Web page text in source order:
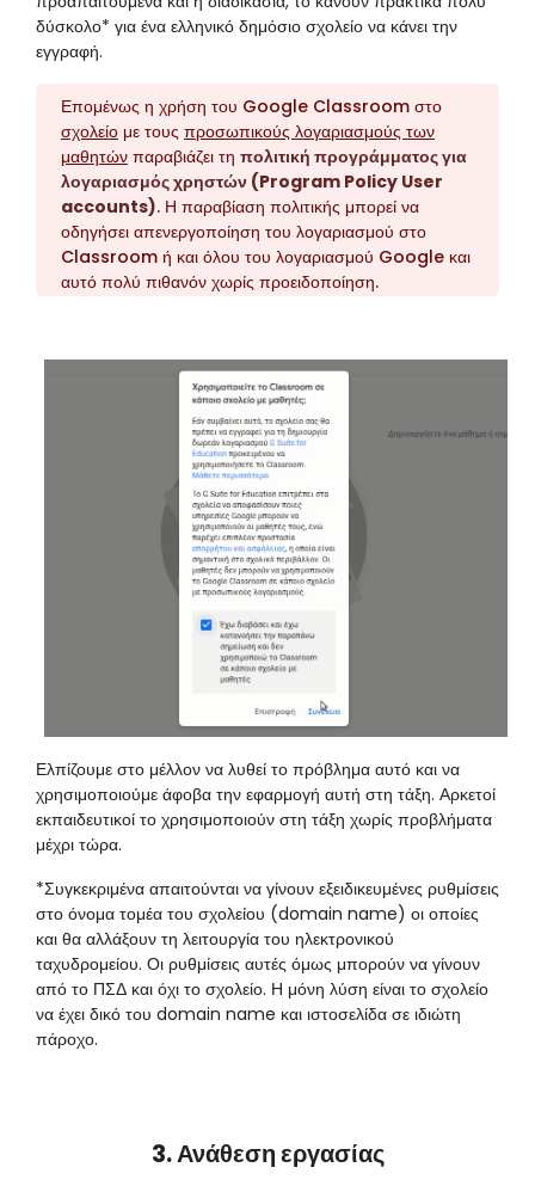
δύσκολο* για ένα ελληνικό δημόσιο σχολείο να κάνει την
εγγραφή.
Επομένως η χρήση του Google Classroom στο
σχολείο με τους προσωπικούς λογαριασμούς των
μαθητών παραβιάζει τη πολιτική προγράμματος για
λογαριασμός χρηστών (Program Policy User
accounts). Η παραβίαση πολιτικής μπορεί να
οδηγήσει απενεργοποίηση του λογαριασμού στο
Classroom ή και όλου του λογαριασμού Google και
αυτό πολύ πιθανόν χωρίς προειδοποίηση.
Ελπίζουμε στο μέλλον να λυθεί το πρόβλημα αυτό και να
χρησιμοποιούμε άφοβα την εφαρμογή αυτή στη τάξη. Αρκετοί
εκπαιδευτικοί το χρησιμοποιούν στη τάξη χωρίς προβλήματα
μέχρι τώρα.
*Συγκεκριμένα απαιτούνται να γίνουν εξειδικευμένες ρυθμίσεις
στο όνομα τομέα του σχολείου (domain name) οι οποίες
και θα αλλάξουν τη λειτουργία του ηλεκτρονικού
ταχυδρομείου. Οι ρυθμίσεις αυτές όμως μπορούν να γίνουν
από το ΠΣΔ και όχι το σχολείο. Η μόνη λύση είναι το σχολείο
να έχει δικό του domain name και ιστοσελίδα σε ιδιώτη
πάροχο.
3. Ανάθεση εργασίας